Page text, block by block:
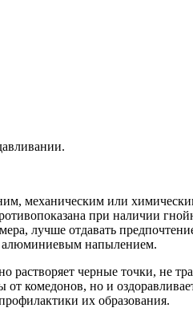
механическим или
при наличии
лучше отдавать
алюминиевым напылением.
растворяет черные точки, не
от комедонов, но и
их образования.